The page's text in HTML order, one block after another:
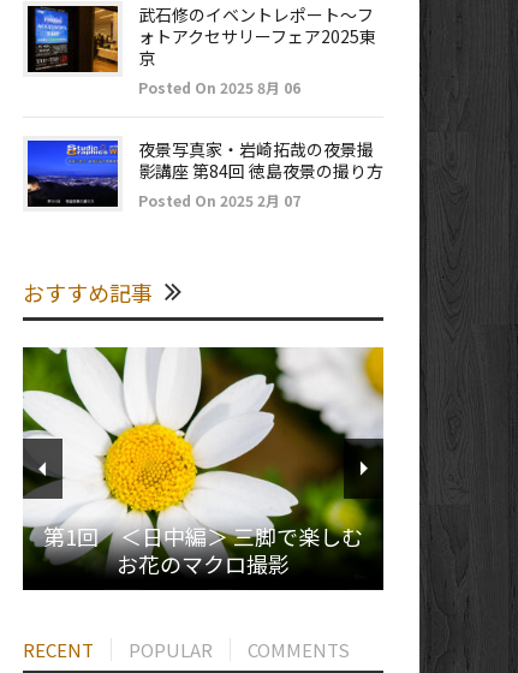
武石修のイベントレポート～フ
ォトアクセサリーフェア2025東
京
Posted On 2025 8月 06
夜景写真家・岩崎拓哉の夜景撮
影講座 第84回 徳島夜景の撮り方
Posted On 2025 2月 07
おすすめ記事
第1回 ＜日中編＞ 三脚で楽しむ
お花のマクロ撮影
RECENT POPULAR COMMENTS